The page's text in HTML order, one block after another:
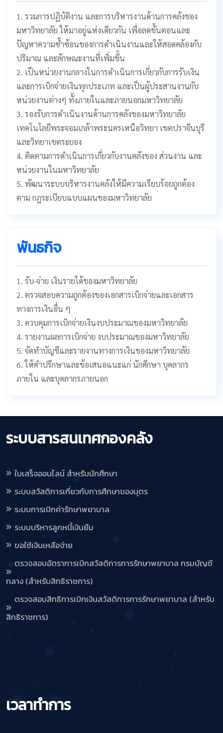
1. รวมการปฏิบัติงาน และการบริหารงานด้านการคลังของ
มหาวิทยาลัย ให้มาอยู่แห่งเดียวกัน เพื่อลดขั้นตอนและ
ปัญหาความซ้ำซ้อนของการดำเนินงานและให้สอดคล้องกับ
ปริมาณ และลักษณะงานที่เพิ่มขึ้น
2. เป็นหน่วยงานกลางในการดำเนินการเกี่ยวกับการรับเงิน
และการเบิกจ่ายเงินทุกประเภท และเป็นผู้ประสานงานกับ
หน่วยงานต่างๆ ทั้งภายในและภายนอกมหาวิทยาลัย
3. รองรับการดำเนินงานด้านการคลังของมหาวิทยาลัย
เทคโนโลยีพระจอมเกล้าพระนครเหนือวิทยา เขตปราจีนบุรี
และวิทยาเขตระยอง
4. ติดตามการดำเนินการเกี่ยวกับงานคลังของ ส่วนงาน และ
หน่วยงานในมหาวิทยาลัย
5. พัฒนาระบบบริหารงานคลังให้มีความเรียบร้อยถูกต้อง
ตาม กฎระเบียบแบบแผนของมหาวิทยาลัย
พันธกิจ
1. รับ-จ่าย เงินรายได้ของมหาวิทยาลัย
2. ตรวจสอบความถูกต้องของเอกสารเบิกจ่ายและเอกสาร
ทางการเงินอื่น ๆ
3. ควบคุมการเบิกจ่ายเงินงบประมาณของมหาวิทยาลัย
4. รายงานผลการเบิกจ่าย งบประมาณของมหาวิทยาลัย
5. จัดทำบัญชีและรายงานทางการเงินของมหาวิทยาลัย
6. ให้คำปรึกษาและข้อเสนอแนะแก่ นักศึกษา บุคลากร
ภายใน และบุคลากรภายนอก
ระบบสารสนเทศกองคลัง
ใบเสร็จออนไลน์ สำหรับนักศึกษา
ระบบสวัสดิการเกี่ยวกับการศึกษาของบุตร
ระบบการเบิกค่ารักษาพยาบาล
ระบบบริหารลูกหนี้เงินยืม
ขอใช้เงินเหลือจ่าย
ตรวจสอบอัตราการเบิกสวัสดิการการรักษาพยาบาล กรมบัญชี
กลาง (สำหรับสิทธิราชการ)
ตรวจสอบสิทธิการเบิกเงินสวัสดิการการรักษาพยาบาล (สำหรับ
สิทธิราชการ)
เวลาทำการ